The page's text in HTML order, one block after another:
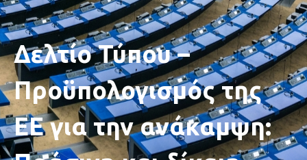
Δελτίο Τύπου –
Προϋπολογισμός της
ΕΕ για την ανάκαμψη: